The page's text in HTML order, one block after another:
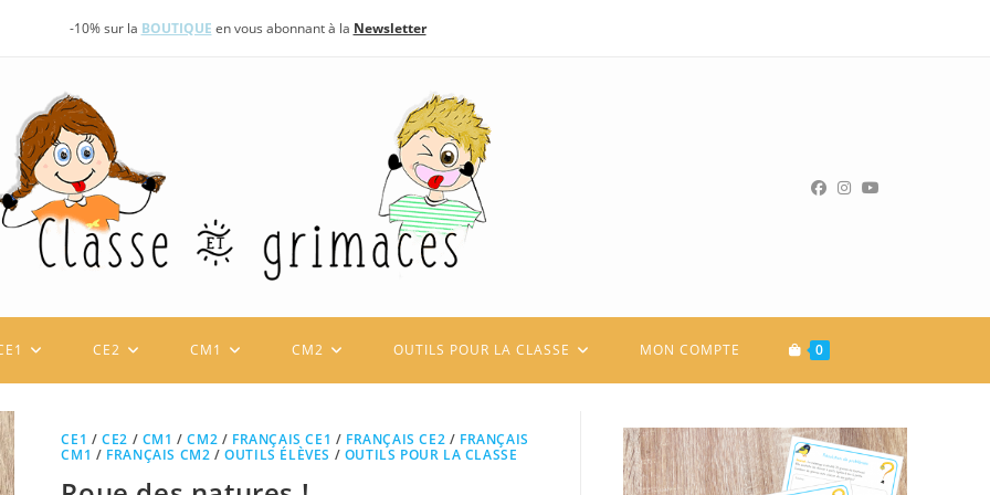
-10% sur la BOUTIQUE en vous abonnant à la Newsletter
CE2 CM1 CM2 OUTILS POUR LA CLASSE MON COMPTE 0
CE1 /CE2 / CM1 /CM2 / FRANÇAIS CE1 / FRANÇAIS CE2 / FRANÇAIS
CM1 / FRANÇAIS CM2 /OUTILS ÉLÈVES / OUTILS POUR LA CLASSE